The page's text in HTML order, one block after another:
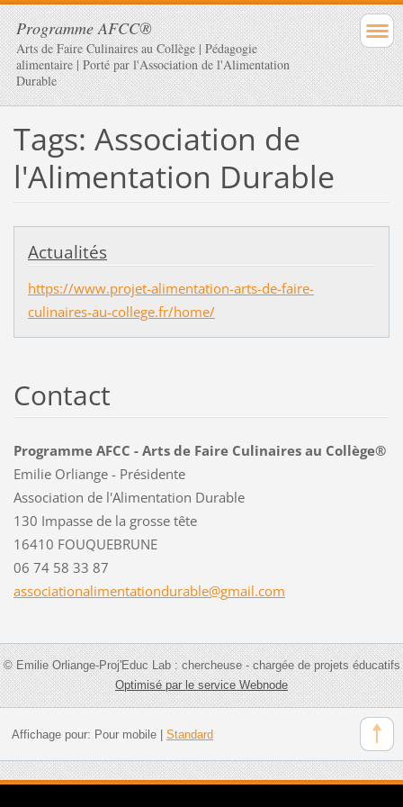
Programme AFCC®
Arts de Faire Culinaires au Collège | Pédagogie
alimentaire | Porté par l'Association de l'Alimentation
Durable
Tags: Association de
l'Alimentation Durable
Actualités
https://www.projet-alimentation-arts-de-faire-
culinaires-au-college.fr/home/
Contact
Programme AFCC - Arts de Faire Culinaires au Collège®
Emilie Orliange - Présidente
Association de l'Alimentation Durable
130 Impasse de la grosse tête
16410 FOUQUEBRUNE
06 74 58 33 87
associationalimentationdurable@gmail.com
© Emilie Orliange-Proj'Educ Lab : chercheuse - chargée de projets éducatifs
Optimisé par le service Webnode
Affichage pour: Pour mobile| Standard